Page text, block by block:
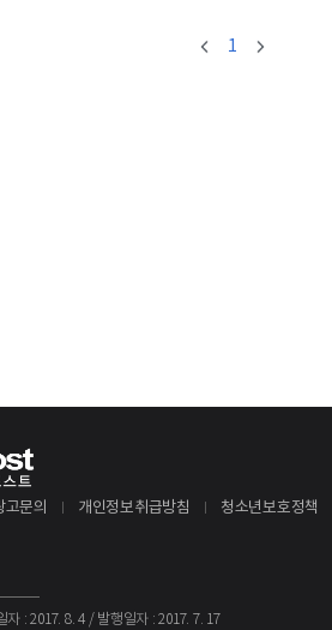
1
고문의 개인정보취급방침 청소년보호정책
: 2017. 8. 4 / 발행일자 : 2017. 7. 17